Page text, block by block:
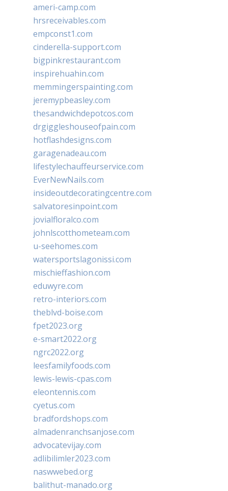
ameri-camp.com
hrsreceivables.com
empconst1.com
cinderella-support.com
bigpinkrestaurant.com
inspirehuahin.com
memmingerspainting.com
jeremypbeasley.com
thesandwichdepotcos.com
drgiggleshouseofpain.com
hotflashdesigns.com
garagenadeau.com
lifestylechauffeurservice.com
EverNewNails.com
insideoutdecoratingcentre.com
salvatoresinpoint.com
jovialfloralco.com
johnlscotthometeam.com
u-seehomes.com
watersportslagonissi.com
mischieffashion.com
eduwyre.com
retro-interiors.com
theblvd-boise.com
fpet2023.org
e-smart2022.org
ngrc2022.org
leesfamilyfoods.com
lewis-lewis-cpas.com
eleontennis.com
cyetus.com
bradfordshops.com
almadenranchsanjose.com
advocatevijay.com
adlibilimler2023.com
naswwebed.org
balithut-manado.org